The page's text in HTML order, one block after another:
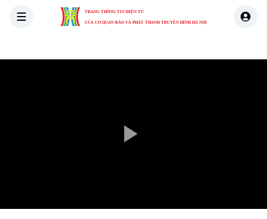
TRANG THÔNG TIN ĐIỆN TỬ
CỦA CƠ QUAN BÁO VÀ PHÁT THANH TRUYỀN HÌNH HÀ NỘI